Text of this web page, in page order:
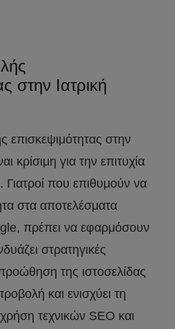
στην Ιατρική
επισκεψιμότητας στην
κρίσιμη για την επιτυχία
που επιθυμούν να
στα αποτελέσματα
πρέπει να εφαρμόσουν
στρατηγικές
της ιστοσελίδας
και ενισχύει τη
τεχνικών SEO και